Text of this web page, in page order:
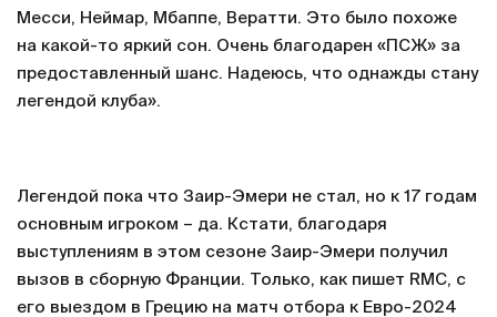
Месси, Неймар, Мбаппе, Вератти. Это было похоже
на какой-то яркий сон. Очень благодарен «ПСЖ» за
предоставленный шанс. Надеюсь, что однажды стану
легендой клуба».
Легендой пока что Заир-Эмери не стал, но к 17 годам
основным игроком – да. Кстати, благодаря
выступлениям в этом сезоне Заир-Эмери получил
вызов в сборную Франции. Только, как пишет RMC, с
его выездом в Грецию на матч отбора к Евро-2024